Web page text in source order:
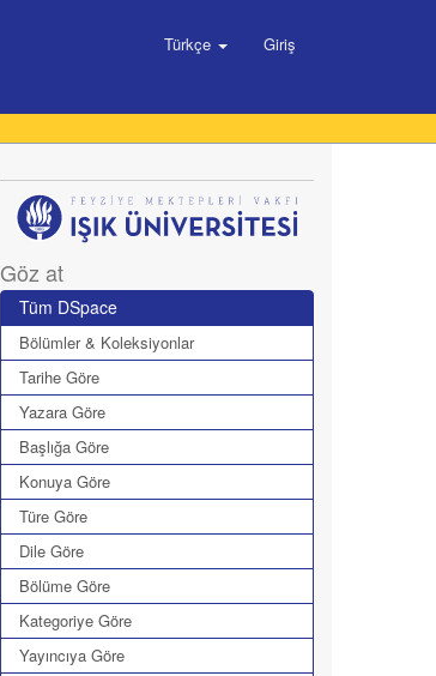
Türkçe Giriş
Göz at
Tüm DSpace
Bölümler & Koleksiyonlar
Tarihe Göre
Yazara Göre
Başlığa Göre
Konuya Göre
Türe Göre
Dile Göre
Bölüme Göre
Kategoriye Göre
Yayıncıya Göre